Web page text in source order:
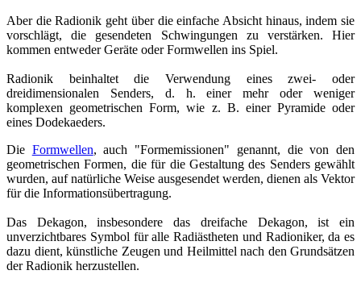
Aber die Radionik geht über die einfache Absicht hinaus, indem sie
vorschlägt, die gesendeten Schwingungen zu verstärken. Hier
kommen entweder Geräte oder Formwellen ins Spiel.
Radionik beinhaltet die Verwendung eines zwei- oder
dreidimensionalen Senders, d. h. einer mehr oder weniger
komplexen geometrischen Form, wie z. B. einer Pyramide oder
eines Dodekaeders.
Die Formwellen, auch "Formemissionen" genannt, die von den
geometrischen Formen, die für die Gestaltung des Senders gewählt
wurden, auf natürliche Weise ausgesendet werden, dienen als Vektor
für die Informationsübertragung.
Das Dekagon, insbesondere das dreifache Dekagon, ist ein
unverzichtbares Symbol für alle Radiästheten und Radioniker, da es
dazu dient, künstliche Zeugen und Heilmittel nach den Grundsätzen
der Radionik herzustellen.